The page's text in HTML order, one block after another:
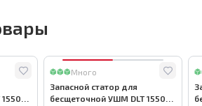
Много
Запасной статор для
бесщеточной УШМ DLT 1550